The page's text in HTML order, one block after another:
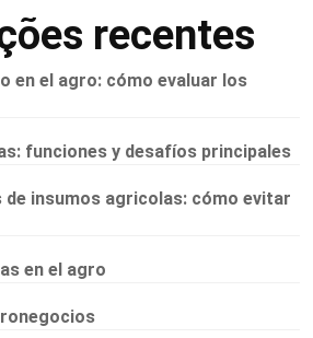
recentes
en el agro: cómo evaluar los
funciones y desafíos principales
insumos agricolas: cómo evitar
en el agro